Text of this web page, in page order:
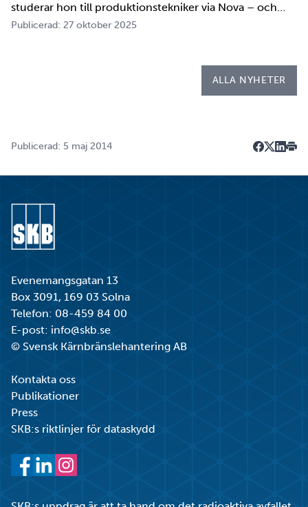
studerar hon till produktionstekniker via Nova – och
under tio veckor i höst gör hon både sin praktik, även
Publicerad: 27 oktober 2025
ALLA NYHETER
Publicerad: 5 maj 2014
Evenemangsgatan 13
Box 3091, 169 03 Solna
Telefon: 08-459 84 00
E-post: info@skb.se
© Svensk Kärnbränslehantering AB
Kontakta oss
Publikationer
Press
SKB:s riktlinjer för dataskydd